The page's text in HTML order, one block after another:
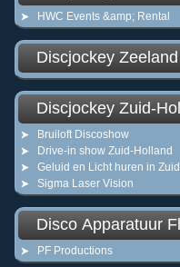
HWC Events &amp; Rental
Discjockey Zeeland
Discjockey Zuid-
Bruiloft Discoshow
Drive-in show Zuid-Holland
Geluid en Licht huren in
Sigma Laser Vision
Disco Apparatuur
PF Productions